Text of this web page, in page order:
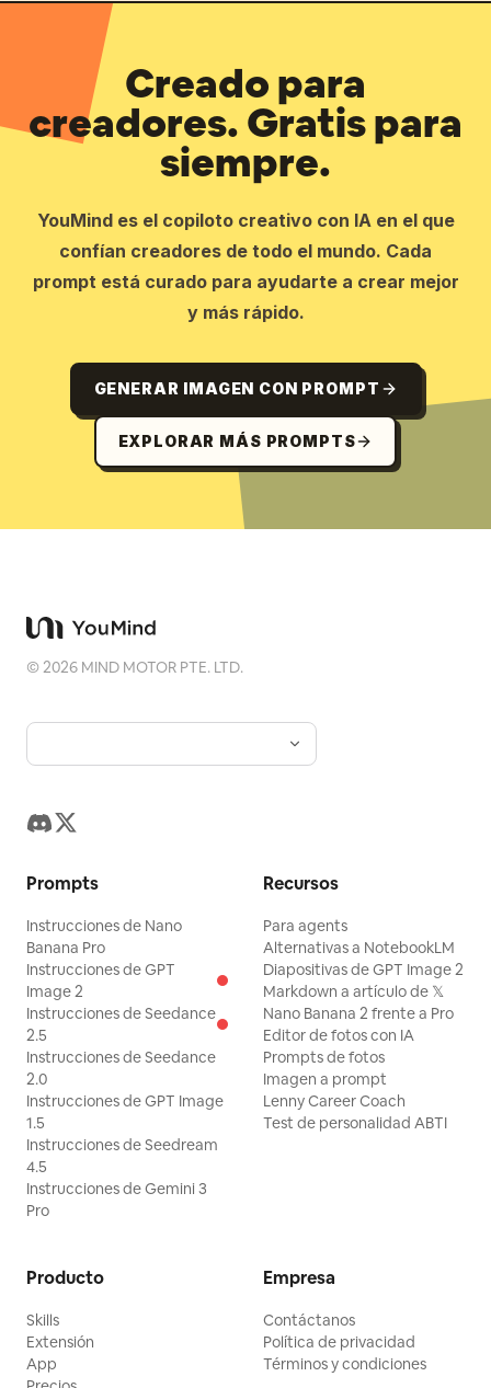
Creado para
creadores. Gratis para
siempre.
YouMind es el copiloto creativo con IA en el que
confían creadores de todo el mundo. Cada
prompt está curado para ayudarte a crear mejor
y más rápido.
GENERAR IMAGEN CON PROMPT
EXPLORAR MÁS PROMPTS
©2026 MIND MOTOR PTE. LTD.
Prompts
Instrucciones de Nano
Banana Pro
Instrucciones de GPT
Image 2
Instrucciones de Seedance
2.5
Instrucciones de Seedance
2.0
Instrucciones de GPT Image
1.5
Instrucciones de Seedream
4.5
Instrucciones de Gemini 3
Pro
Recursos
Para agents
Alternativas a NotebookLM
Diapositivas de GPT Image 2
Markdown a artículo de 𝕏
Nano Banana 2 frente a Pro
Editor de fotos con IA
Prompts de fotos
Imagen a prompt
Lenny Career Coach
Test de personalidad ABTI
Producto
Skills
Extensión
App
Empresa
Contáctanos
Política de privacidad
Términos y condiciones